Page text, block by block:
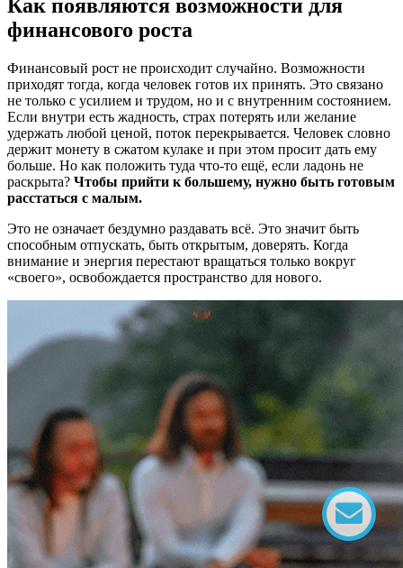
Как появляются возможности для
финансового роста
Финансовый рост не происходит случайно. Возможности
приходят тогда, когда человек готов их принять. Это связано
не только с усилием и трудом, но и с внутренним состоянием.
Если внутри есть жадность, страх потерять или желание
удержать любой ценой, поток перекрывается. Человек словно
держит монету в сжатом кулаке и при этом просит дать ему
больше. Но как положить туда что-то ещё, если ладонь не
раскрыта? Чтобы прийти к большему, нужно быть готовым
расстаться с малым.
Это не означает бездумно раздавать всё. Это значит быть
способным отпускать, быть открытым, доверять. Когда
внимание и энергия перестают вращаться только вокруг
«своего», освобождается пространство для нового.